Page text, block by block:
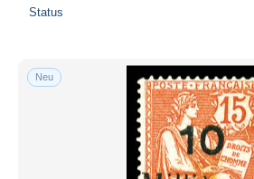
Status
Neu